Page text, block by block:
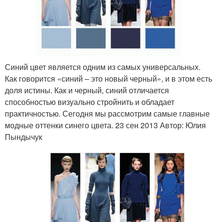
Синий цвет является одним из самых универсальных.
Как говорится «синий – это новый черный», и в этом есть
доля истины. Как и черный, синий отличается
способностью визуально стройнить и обладает
практичностью. Сегодня мы рассмотрим самые главные
модные оттенки синего цвета. 23 сен 2013 Автор: Юлия
Пындычук